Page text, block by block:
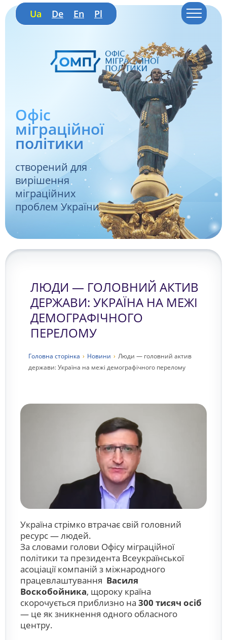
Ua De En Pl
Офіс
міграційної
політики
створений для
вирішення
міграційних
проблем України
ЛЮДИ — ГОЛОВНИЙ АКТИВ
ДЕРЖАВИ: УКРАЇНА НА МЕЖІ
ДЕМОГРАФІЧНОГО
ПЕРЕЛОМУ
Головна сторiнка › Новини › Люди — головний актив
держави: Україна на межі демографічного перелому
Україна стрімко втрачає свій головний
ресурс — людей.
За словами голови Офісу міграційної
політики та президента Всеукраїнської
асоціації компаній з міжнародного
працевлаштування Василя
Воскобойника, щороку країна
скорочується приблизно на 300 тисяч осіб
— це як зникнення одного обласного
центру.